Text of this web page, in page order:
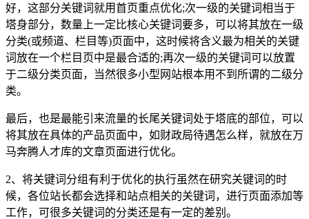
好，这部分关键词就用首页重点优化;次一级的关键词相当于
塔身部分，数量上一定比核心关键词要多，可以将其放在一级
分类(或频道、栏目等)页面中，这时候将含义最为相关的关键
词放在一个栏目页中是最合适的;再次一级的关键词可以放置
于二级分类页面，当然很多小型网站根本用不到所谓的二级分
类。
最后，也是最能引来流量的长尾关键词处于塔底的部位，可以
将其放在具体的产品页面中，如财政局待遇怎么样，就放在万
马奔腾人才库的文章页面进行优化。
2、将关键词分组有利于优化的执行虽然在研究关键词的时
候，各位站长都会选择和站点相关的关键词，进行页面添加等
工作，可很多关键词的分类还是有一定的差别。